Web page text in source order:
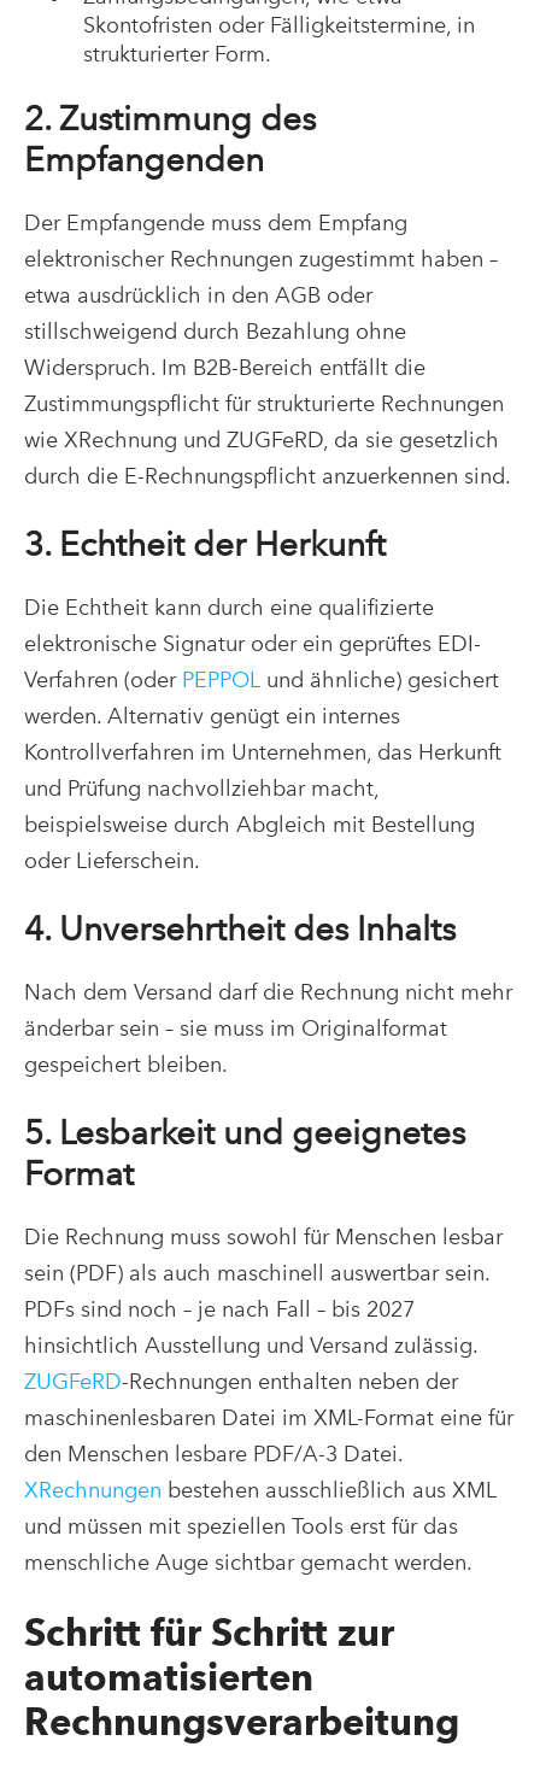
Skontofristen oder Fälligkeitstermine, in
strukturierter Form.
2. Zustimmung des
Empfangenden
Der Empfangende muss dem Empfang
elektronischer Rechnungen zugestimmt haben –
etwa ausdrücklich in den AGB oder
stillschweigend durch Bezahlung ohne
Widerspruch. Im B2B-Bereich entfällt die
Zustimmungspflicht für strukturierte Rechnungen
wie XRechnung und ZUGFeRD, da sie gesetzlich
durch die E-Rechnungspflicht anzuerkennen sind.
3. Echtheit der Herkunft
Die Echtheit kann durch eine qualifizierte
elektronische Signatur oder ein geprüftes EDI-
Verfahren (oder PEPPOL und ähnliche) gesichert
werden. Alternativ genügt ein internes
Kontrollverfahren im Unternehmen, das Herkunft
und Prüfung nachvollziehbar macht,
beispielsweise durch Abgleich mit Bestellung
oder Lieferschein.
4. Unversehrtheit des Inhalts
Nach dem Versand darf die Rechnung nicht mehr
änderbar sein – sie muss im Originalformat
gespeichert bleiben.
5. Lesbarkeit und geeignetes
Format
Die Rechnung muss sowohl für Menschen lesbar
sein (PDF) als auch maschinell auswertbar sein.
PDFs sind noch – je nach Fall – bis 2027
hinsichtlich Ausstellung und Versand zulässig.
ZUGFeRD-Rechnungen enthalten neben der
maschinenlesbaren Datei im XML-Format eine für
den Menschen lesbare PDF/A-3 Datei.
XRechnungen bestehen ausschließlich aus XML
und müssen mit speziellen Tools erst für das
menschliche Auge sichtbar gemacht werden.
Schritt für Schritt zur
automatisierten
Rechnungsverarbeitung